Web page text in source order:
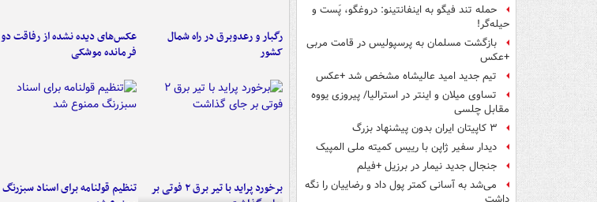
حمله تند فیگو به اینفانتینو: دروغگو، پَست‌ و
حیله‌گر!
بازگشت مسلمان به پرسپولیس در قامت مربی
+عکس
تیم جدید امید عالیشاه مشخص شد +عکس
تساوی میلان و اینتر در استرالیا/ پیروزی یووه
مقابل چلسی
۳ کاپیتان ایران بدون پیشنهاد بزرگ
دیدار سفیر ژاپن با رییس کمیته ملی المپیک
جنجال جدید نیمار در برزیل +فیلم
می‌شد به آسانی کمتر پول داد و رضاییان را نگه
رگبار و رعدوبرق در راه شمال
کشور
عکس‌های دیده نشده از رفاقت دو
فرمانده‌ موشکی
برخورد پراید با تیر برق ۲ فوتی بر
تنظیم قولنامه برای اسناد سبزرنگ